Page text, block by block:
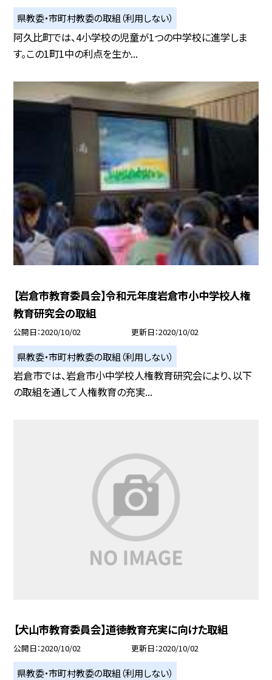
県教委・市町村教委の取組（利用しない）
阿久比町では、4小学校の児童が1つの中学校に進学しま
す。この1町1中の利点を生か...
【岩倉市教育委員会】令和元年度岩倉市小中学校人権
教育研究会の取組
公開日 2020/10/02 更新日 2020/10/02
県教委・市町村教委の取組（利用しない）
岩倉市では、岩倉市小中学校人権教育研究会により、以下
の取組を通して人権教育の充実...
【犬山市教育委員会】道徳教育充実に向けた取組
公開日 2020/10/02 更新日 2020/10/02
県教委・市町村教委の取組（利用しない）